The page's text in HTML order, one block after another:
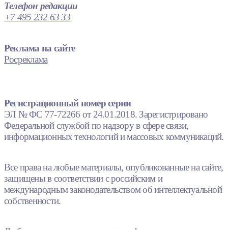
Телефон редакции
+7 495 232 63 33
Реклама на сайте
Росреклама
Регистрационный номер серии
ЭЛ № ФС 77-72266 от 24.01.2018. Зарегистрировано
Федеральной службой по надзору в сфере связи,
информационных технологий и массовых коммуникаций.
Все права на любые материалы, опубликованные на сайте,
защищены в соответствии с российским и
международным законодательством об интеллектуальной
собственности.